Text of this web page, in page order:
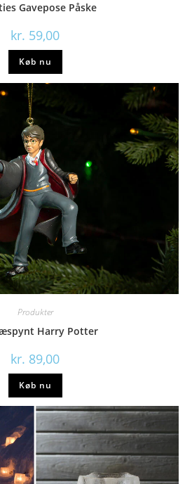
Gavepose Påske
kr. 59,00
Køb nu
Produkter
Harry Potter
kr. 89,00
Køb nu